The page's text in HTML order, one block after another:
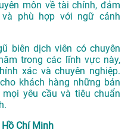
môn về tài chính, đảm
phù hợp với ngữ cảnh
biên dịch viên có chuyên
trong các lĩnh vực này,
xác và chuyên nghiệp.
khách hàng những bản
yêu cầu và tiêu chuẩn
Chí Minh